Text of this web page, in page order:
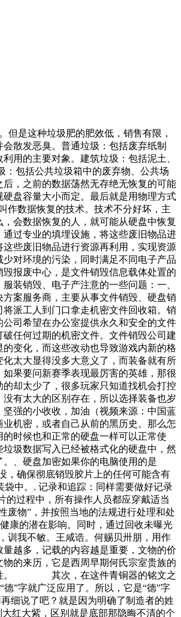
但是这种垃圾肥的肥效低，销售有限，
散发恶臭。普通垃圾：包括废弃纸制
用的主要对象。建筑垃圾：包括泥土、
：包括公共垃圾箱中的废弃物、公共场
，之前的数据荡然无存绝无恢复的可能
盘容量大小而定。最后就是用物理方式
作数据恢复的技术。技术不分好坏，主
会数据恢复的人，就可能从硬盘中恢复
过专业的填埋设施，将这些废旧物品进
些废旧物品进行资源再利用，实现资源
对环境的污染，同时满足不同电子产品
报废中心，是文件销毁信息载体处置的
装销毁、电子产注意的一些问题：一、
案服务商，主要从事文件销毁、硬盘销
派工人到门口拿走机密文件回收箱。销
司希望在办公室提供永久和安全的文件
任何过期的机密文件。文件销毁公司建
变化，而这些改动也导致游戏内新的格
太大显得没多大意义了，而装备就有所
果要问新赛季表现最厉害的英雄，那很
却太少了，很多玩家只知道找机会打控
有太大的区别存在，所以选择装备也岁
强的小收收，加油（视频来源：中国蓝
机密，或者自己从前的黑历史。那么怎
时候也和正常的硬盘一样可以正常使
圾数据写入已经被格式化的硬盘中，然
、硬盘加密如果你的电脑使用的是
，确保彻底销毁胶片上的任何可能含有
中。. 记录和追踪：同样需要做好记录
的过程中，所有操作人员都应穿戴适当
废物”，并按照当地的法规进行处理和处
康的潜在影响。同时，通过回收未曝光
训我不敏。王咸诰。何赐贝卅朋，用作
多，记载的内容越是重要，文物的价
的来历，它是西周早期何氏宗室贵族的
实性。 其次，在这件青铜器的铭文之
”字就广泛应用了。所以，它是“德”字
细说了吧？就是因为明确了制造者的姓
红大紫，区别就是底部那隐晦不清的个